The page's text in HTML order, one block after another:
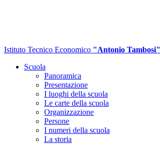
Istituto Tecnico Economico "Antonio Tambosi"
Scuola
Panoramica
Presentazione
I luoghi della scuola
Le carte della scuola
Organizzazione
Persone
I numeri della scuola
La storia